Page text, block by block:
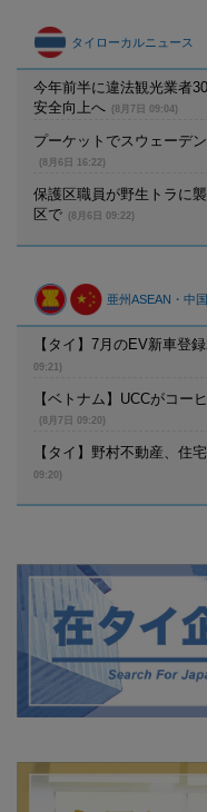
タイローカルニュース
今年前半に違法観光業者
安全向上へ
(8月7日 09:04)
プーケットでスウェーデ
(8月6日 16:22)
保護区職員が野生トラに
区で
(8月6日 09:22)
亜州ASEAN・中
【タイ】7月のEV新車登
09:21)
【ベトナム】UCCがコー
(8月7日 09:20)
【タイ】野村不動産、住
09:20)